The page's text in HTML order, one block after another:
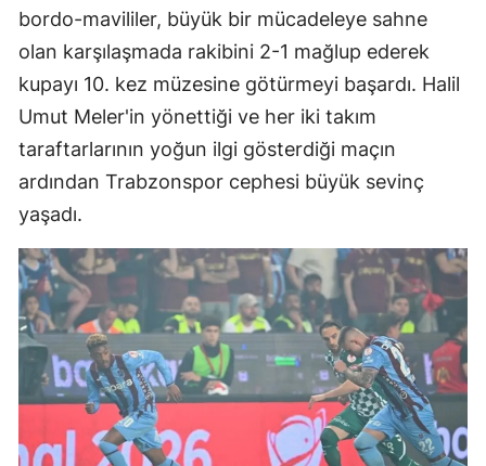
bordo-mavililer, büyük bir mücadeleye sahne
olan karşılaşmada rakibini 2-1 mağlup ederek
kupayı 10. kez müzesine götürmeyi başardı. Halil
Umut Meler'in yönettiği ve her iki takım
taraftarlarının yoğun ilgi gösterdiği maçın
ardından Trabzonspor cephesi büyük sevinç
yaşadı.